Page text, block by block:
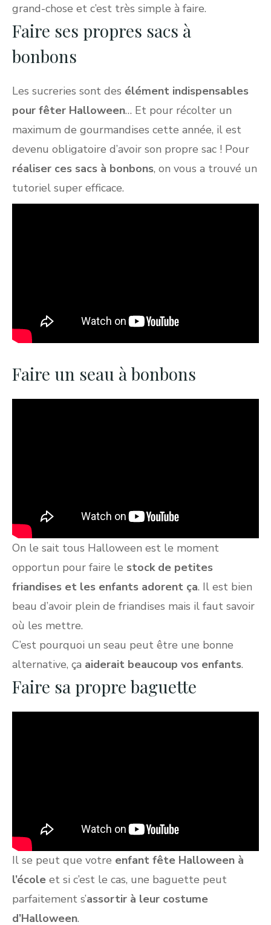
grand-chose et c’est très simple à faire.
Faire ses propres sacs à
bonbons
Les sucreries sont des élément indispensables
pour fêter Halloween… Et pour récolter un
maximum de gourmandises cette année, il est
devenu obligatoire d’avoir son propre sac ! Pour
réaliser ces sacs à bonbons, on vous a trouvé un
tutoriel super efficace.
Faire un seau à bonbons
On le sait tous Halloween est le moment
opportun pour faire le stock de petites
friandises et les enfants adorent ça. Il est bien
beau d’avoir plein de friandises mais il faut savoir
où les mettre.
C’est pourquoi un seau peut être une bonne
alternative, ça aiderait beaucoup vos enfants.
Faire sa propre baguette
Il se peut que votre enfant fête Halloween à
l’école et si c’est le cas, une baguette peut
parfaitement s’assortir à leur costume
d’Halloween.